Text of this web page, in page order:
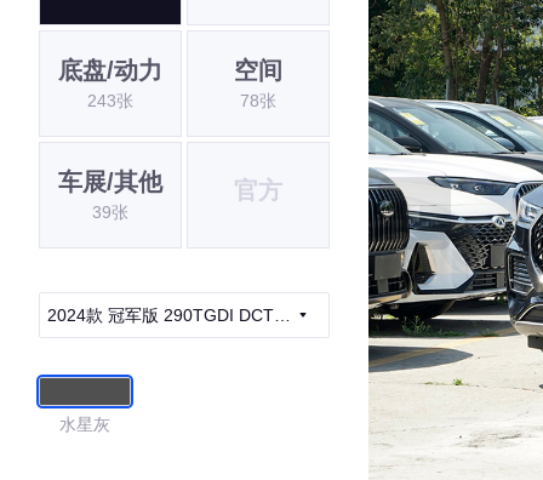
底盘/动力
243张
空间
78张
车展/其他
39张
官方
2024款 冠军版 290TGDI DCT豪
水星灰